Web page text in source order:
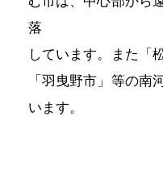
落
しています。また「
「羽曳野市」等の南
います。